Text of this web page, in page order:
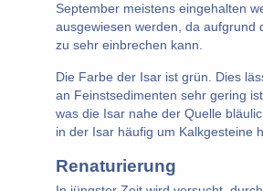
September meistens eingehalten
ausgewiesen werden, da aufgrund
zu sehr einbrechen kann.
Die Farbe der Isar ist grün. Dies
an Feinstsedimenten sehr gering
was die Isar nahe der Quelle
in der Isar häufig um Kalkgesteine
Renaturierung